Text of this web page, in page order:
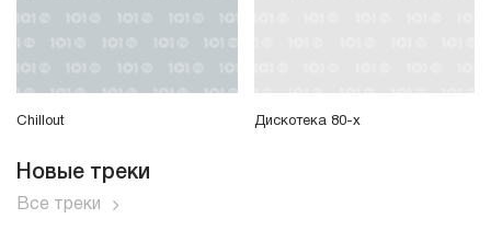
Chillout Дискотека 80-х
Новые треки
Все треки